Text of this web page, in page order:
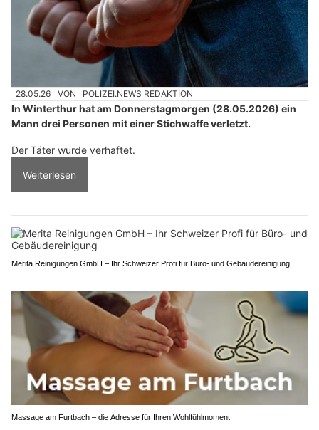
28.05.26 VON POLIZEI.NEWS REDAKTION
In Winterthur hat am Donnerstagmorgen (28.05.2026) ein
Mann drei Personen mit einer Stichwaffe verletzt.
Der Täter wurde verhaftet.
Weiterlesen
Merita Reinigungen GmbH – Ihr Schweizer Profi für Büro- und Gebäudereinigung
Massage am Furtbach – die Adresse für Ihren Wohlfühlmoment